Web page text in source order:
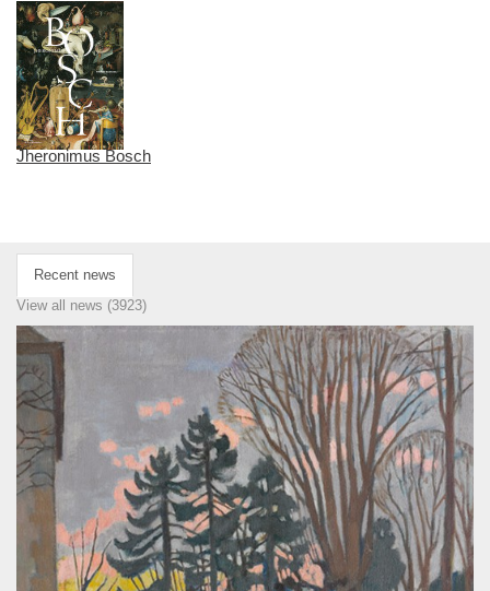
Jheronimus Bosch
Recent news
View all news (3923)